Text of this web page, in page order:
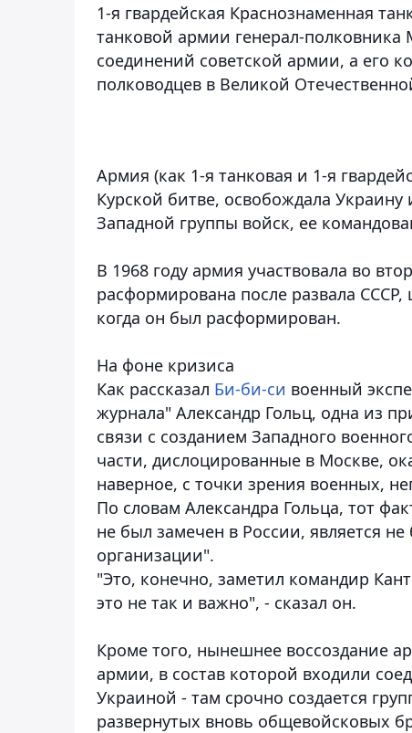
1-я гвардейская Краснознаменная
танковой армии генерал-
соединений советской армии, а его
полководцев в Великой
Армия (как 1-я танковая и 1-я
Курской битве, освобождала
Западной группы войск, ее
В 1968 году армия участвовала во
расформирована после развала
когда он был расформирован.
На фоне кризиса
Как рассказал Би-би-си военный
журнала" Александр Гольц, одна из
связи с созданием Западного
части, дислоцированные в Москве,
наверное, с точки зрения военных,
По словам Александра Гольца, тот
не был замечен в России, является
организации".
"Это, конечно, заметил командир
это не так и важно", - сказал он.
Кроме того, нынешнее воссоздание
армии, в состав которой входили
Украиной - там срочно создается
развернутых вновь общевойсковых